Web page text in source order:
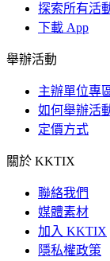
探索所有活
下載 App
舉辦活動
主辦單位專
如何舉辦活
定價方式
關於 KKTIX
聯絡我們
媒體素材
加入 KKTIX
隱私權政策